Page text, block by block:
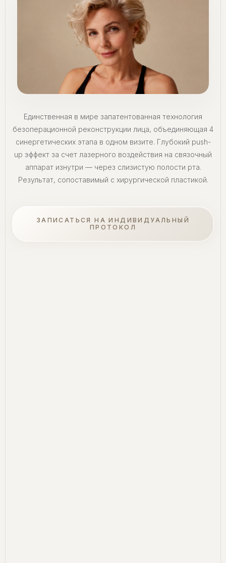
Единственная в мире запатентованная технология
безоперационной реконструкции лица, объединяющая 4
синергетических этапа в одном визите. Глубокий push-
up эффект за счет лазерного воздействия на связочный
аппарат изнутри — через слизистую полости рта.
Результат, сопоставимый с хирургической пластикой.
ЗАПИСАТЬСЯ НА ИНДИВИДУАЛЬНЫЙ
ПРОТОКОЛ